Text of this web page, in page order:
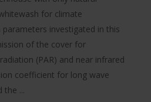
for climate
investigated in this
of the cover for
(PAR) and near infrared
coefficient for long wave
the ...